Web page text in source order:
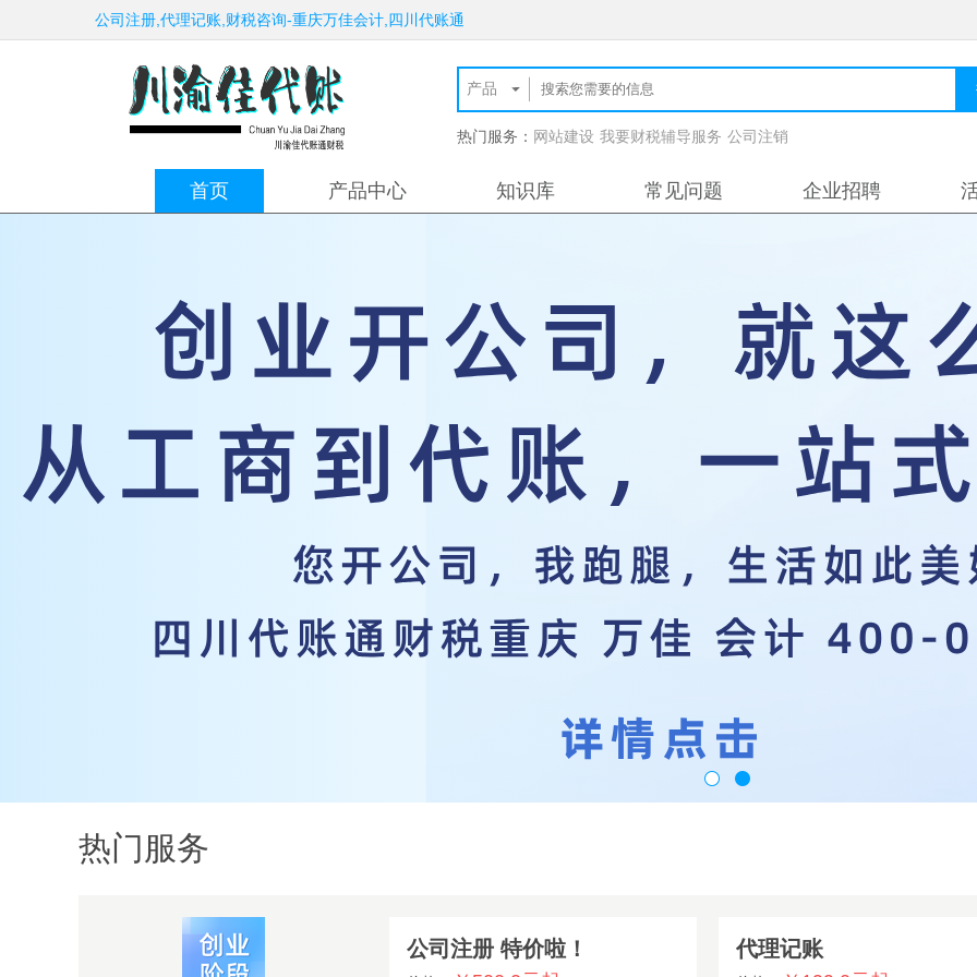
公司注册,代理记账,财税咨询-重庆万佳会计,四川代账通
热门服务： 网站建设 我要财税辅导服务 公司注销
首页 产品中心 知识库 常见问题 企业招聘
热门服务
公司注册 特价啦！ 代理记账